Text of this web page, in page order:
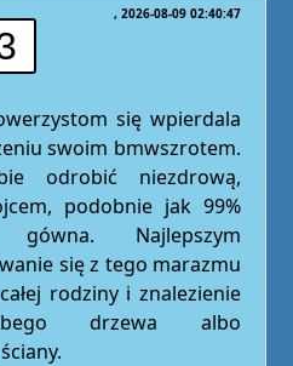
2026-08-09 02:40:47
się wpierdala
swoim bmwszrotem.
odrobić niezdrową,
podobnie jak 99%
Najlepszym
się z tego marazmu
rodziny i znalezienie
drzewa albo